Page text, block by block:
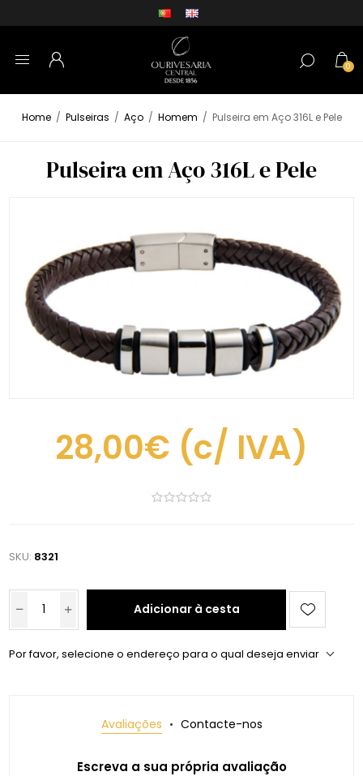
0
Home / Pulseiras / Aço / Homem / Pulseira em Aço 316L e Pele
Pulseira em Aço 316L e Pele
28,00€ (c/ IVA)
SKU: 8321
Adicionar à cesta
Por favor, selecione o endereço para o qual deseja enviar
Avaliações Contacte-nos
Escreva a sua própria avaliação